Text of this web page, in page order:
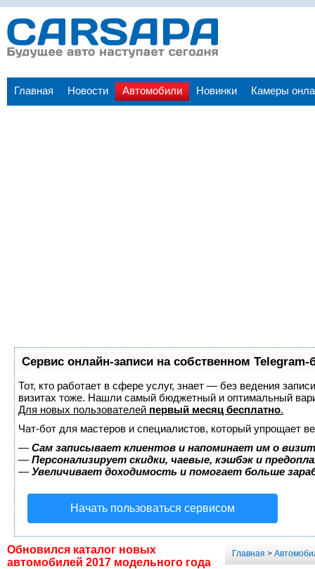
Главная Новости Автомобили Новинки Камеры
Сервис онлайн-записи на собственном Telegram-
Тот, кто работает в сфере услуг, знает — без ведения
визитах тоже. Нашли самый бюджетный и оптимальный
Для новых пользователей первый месяц бесплатно.
Чат-бот для мастеров и специалистов, который упрощает
— Сам записывает клиентов и напоминает им о
— Персонализирует скидки, чаевые, кэшбэк и
— Увеличивает доходимость и помогает больше
Начать пользоваться сервисом
Обновился каталог новых
автомобилей 2017 модельного года
Главная >